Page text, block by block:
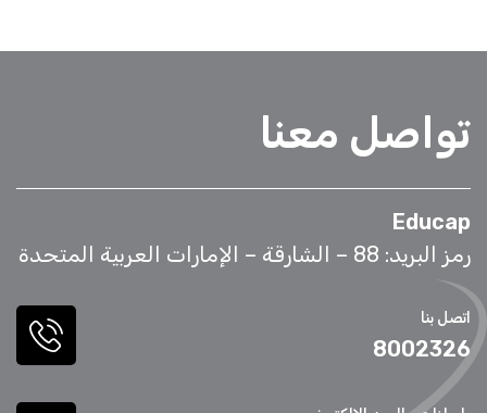
تواصل معنا
Educap
رمز البريد: 88 – الشارقة – الإمارات العربية المتحدة
اتصل بنا
8002326